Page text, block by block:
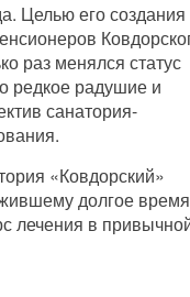
Целью его
раз менялся статус
редкое радушие и
санатория-
«Ковдорский»
долгое
лечения в